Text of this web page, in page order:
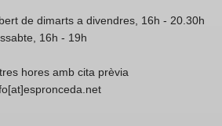
de dimarts a divendres, 16h - 20.30h
16h - 19h
hores amb cita prèvia